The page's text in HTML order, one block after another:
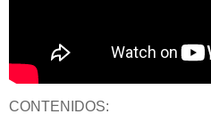
CONTENIDOS: